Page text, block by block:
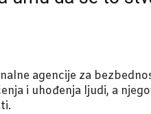
agencije za
i uhođenja ljudi, a